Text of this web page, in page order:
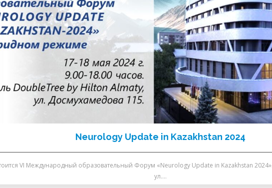
Neurology Update in Kazakhstan 2024
VI Международный образовательный Форум «Neurology Update in Kazakhstan
ул.…